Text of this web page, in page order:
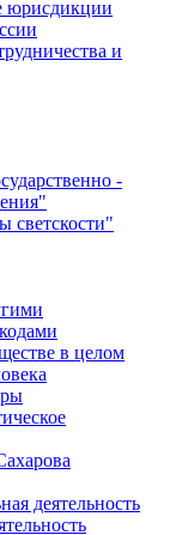
юрисдикции
и
-
светскости"
в целом
деятельность